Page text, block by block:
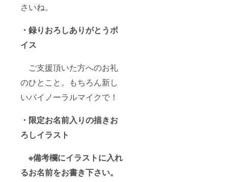
さいね。
・録りおろしありがとうボ
イス
ご支援頂いた方へのお礼
のひとこと。もちろん新し
いバイノーラルマイクで！
・限定お名前入りの描きお
ろしイラスト
※備考欄にイラストに入れ
るお名前をお書き下さい。